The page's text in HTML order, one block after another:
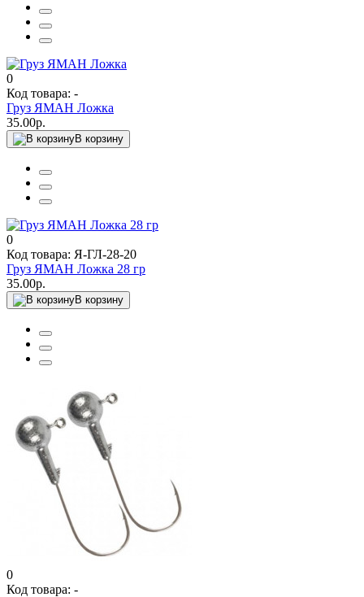
0
Код товара: -
Груз ЯМАН Ложка
35.00р.
В корзину
0
Код товара: Я-ГЛ-28-20
Груз ЯМАН Ложка 28 гр
35.00р.
В корзину
0
Код товара: -